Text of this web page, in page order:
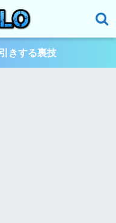
きする裏技